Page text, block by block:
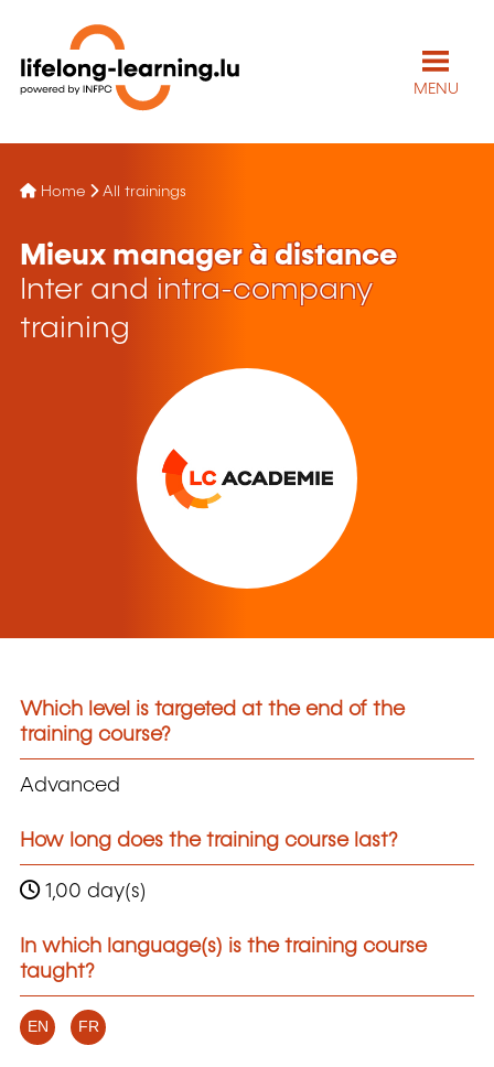
MENU
Home All trainings
Mieux manager à distance
Inter and intra-company
training
Which level is targeted at the end of the
training course?
Advanced
How long does the training course last?
1,00 day(s)
In which language(s) is the training course
taught?
EN FR